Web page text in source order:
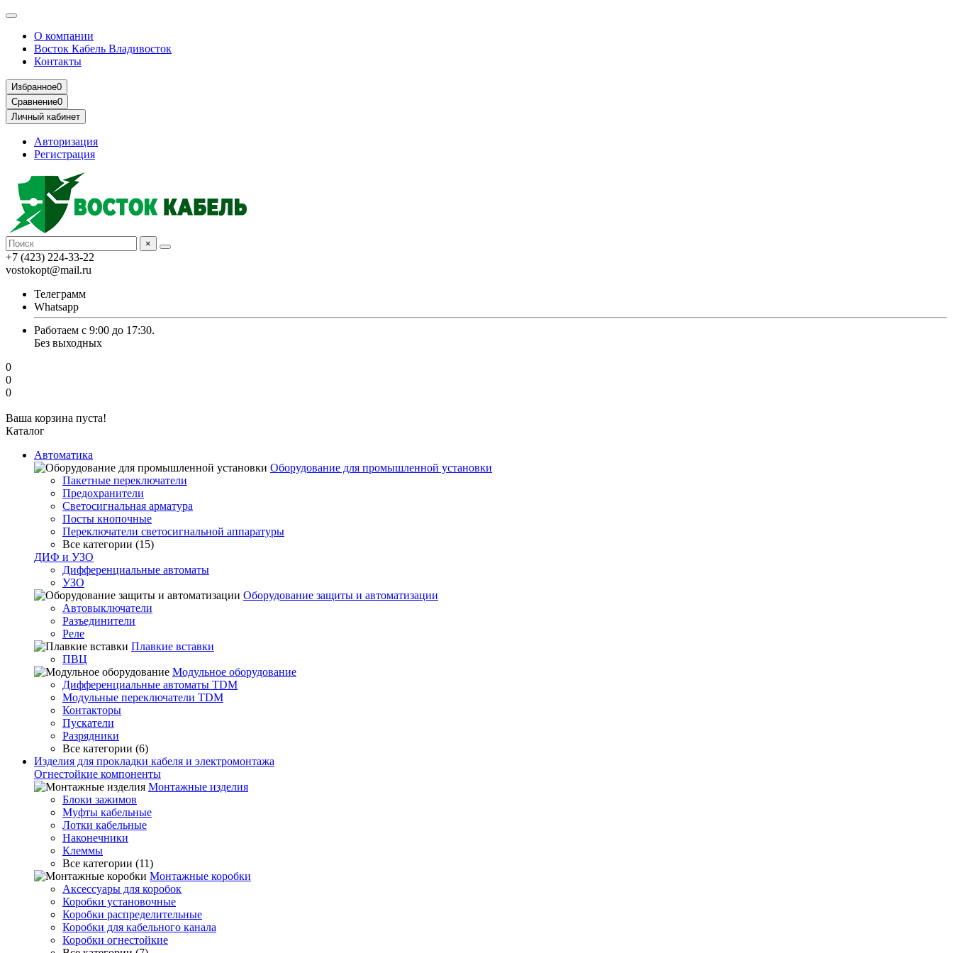
О компании
Восток Кабель Владивосток
Контакты
Избранное0
Сравнение0
Личный кабинет
Авторизация
Регистрация
×
+7 (423) 224-33-22
vostokopt@mail.ru
Телеграмм
Whatsapp
Работаем с 9:00 до 17:30.
Без выходных
0
0
0
Ваша корзина пуста!
Каталог
Автоматика
Оборудование для промышленной установки
Пакетные переключатели
Предохранители
Светосигнальная арматура
Посты кнопочные
Переключатели светосигнальной аппаратуры
Все категории (15)
ДИФ и УЗО
Дифференциальные автоматы
УЗО
Оборудование защиты и автоматизации
Автовыключатели
Разъединители
Реле
Плавкие вставки
ПВЦ
Модульное оборудование
Дифференциальные автоматы TDM
Модульные переключатели TDM
Контакторы
Пускатели
Разрядники
Все категории (6)
Изделия для прокладки кабеля и электромонтажа
Огнестойкие компоненты
Монтажные изделия
Блоки зажимов
Муфты кабельные
Лотки кабельные
Наконечники
Клеммы
Все категории (11)
Монтажные коробки
Аксессуары для коробок
Коробки установочные
Коробки распределительные
Коробки для кабельного канала
Коробки огнестойкие